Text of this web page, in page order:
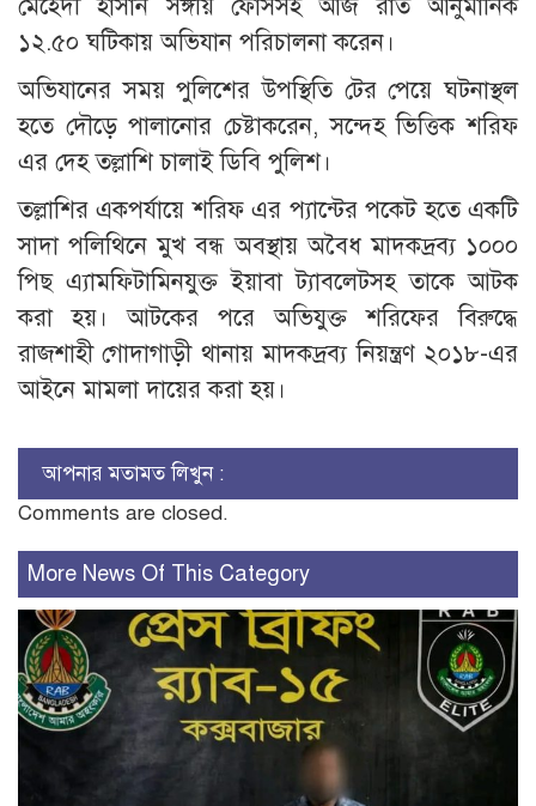
মেহেদী হাসান সঙ্গীয় ফোর্সসহ আজ রাত আনুমানিক
১২.৫০ ঘটিকায় অভিযান পরিচালনা করেন।
অভিযানের সময় পুলিশের উপস্থিতি টের পেয়ে ঘটনাস্থল
হতে দৌড়ে পালানোর চেষ্টাকরেন, সন্দেহ ভিত্তিক শরিফ
এর দেহ তল্লাশি চালাই ডিবি পুলিশ।
তল্লাশির একপর্যায়ে শরিফ এর প্যান্টের পকেট হতে একটি
সাদা পলিথিনে মুখ বন্ধ অবস্থায় অবৈধ মাদকদ্রব্য ১০০০
পিছ এ্যামফিটামিনযুক্ত ইয়াবা ট্যাবলেটসহ তাকে আটক
করা হয়। আটকের পরে অভিযুক্ত শরিফের বিরুদ্ধে
রাজশাহী গোদাগাড়ী থানায় মাদকদ্রব্য নিয়ন্ত্রণ ২০১৮-এর
আইনে মামলা দায়ের করা হয়।
আপনার মতামত লিখুন :
Comments are closed.
More News Of This Category